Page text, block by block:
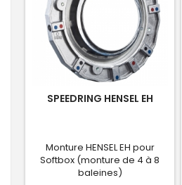
SPEEDRING HENSEL EH
Monture HENSEL EH pour
Softbox (monture de 4 à 8
baleines)